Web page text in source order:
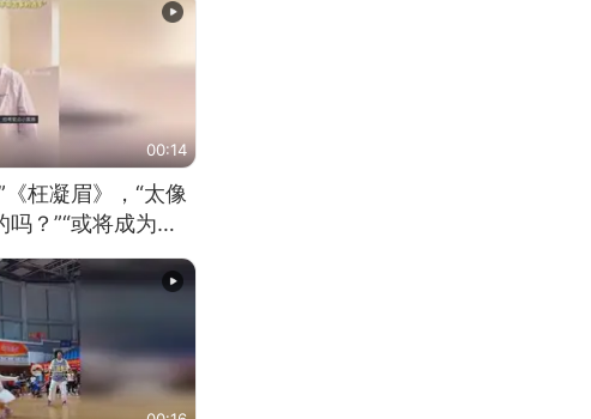
00:14
枉凝眉》，“太像
？”“或将成为首
。”（来源：新华每